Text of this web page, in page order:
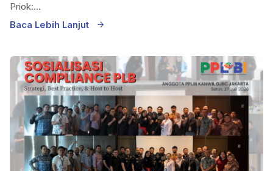
Priok:...
Baca Lebih Lanjut